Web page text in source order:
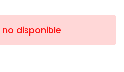
no disponible